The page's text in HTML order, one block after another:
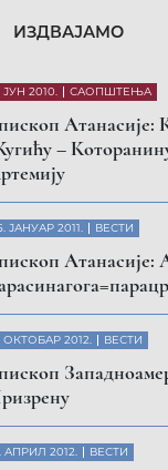
ИЗДВАЈАМО
ЈУН 2010. САОПШТЕЊА
Атанасије:
–
ЈАНУАР 2011. ВЕСТИ
Атанасије:
ОКТОБАР 2012. ВЕСТИ
АПРИЛ 2012. ВЕСТИ